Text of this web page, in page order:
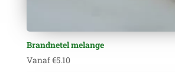
Brandnetel melange
Vanaf€5.10